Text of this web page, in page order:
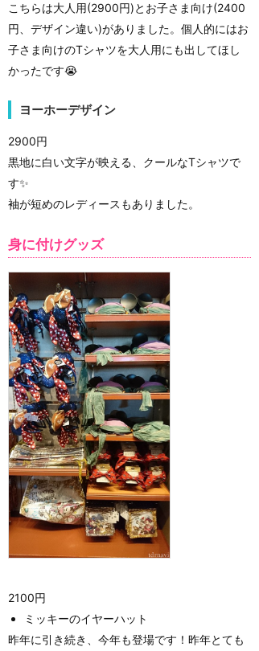
こちらは大人用(2900円)とお子さま向け(2400
円、デザイン違い)がありました。個人的にはお
子さま向けのTシャツを大人用にも出してほし
かったです😭
ヨーホーデザイン
2900円
黒地に白い文字が映える、クールなTシャツで
す✨
袖が短めのレディースもありました。
身に付けグッズ
2100円
ミッキーのイヤーハット
昨年に引き続き、今年も登場です！昨年とても